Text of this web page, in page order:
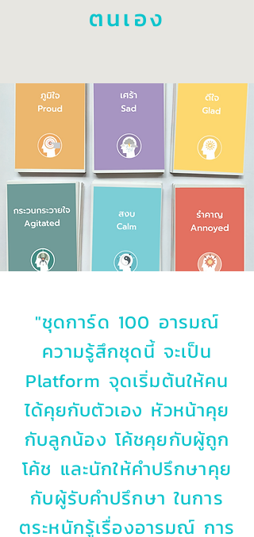
ตนเอง
"ชุดการ์ด 100 อารมณ์
ความรู้สึกชุดนี้ จะเป็น
Platform จุดเริ่มต้นให้คน
ได้คุยกับตัวเอง หัวหน้าคุย
กับลูกน้อง โค้ชคุยกับผู้ถูก
โค้ช และนักให้คำปรึกษาคุย
กับผู้รับคำปรึกษา ในการ
ตระหนักรู้เรื่องอารมณ์ การ